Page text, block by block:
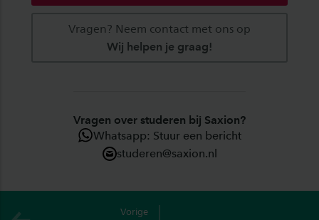
Vragen? Neem contact met ons op
Wij helpen je graag!
Vragen over studeren bij Saxion?
Whatsapp: Stuur een bericht
studeren@saxion.nl
Vorige